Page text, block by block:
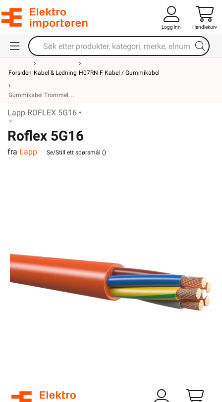
Logg inn Handlekurv
Forsiden Kabel & Ledning H07RN-F Kabel / Gummikabel
Gummikabel Trommel
Lapp ROFLEX 5G16 •
Roflex 5G16
fra Lapp Se/Still ett spørsmål ()